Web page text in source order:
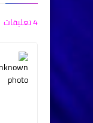
4 تعليقات